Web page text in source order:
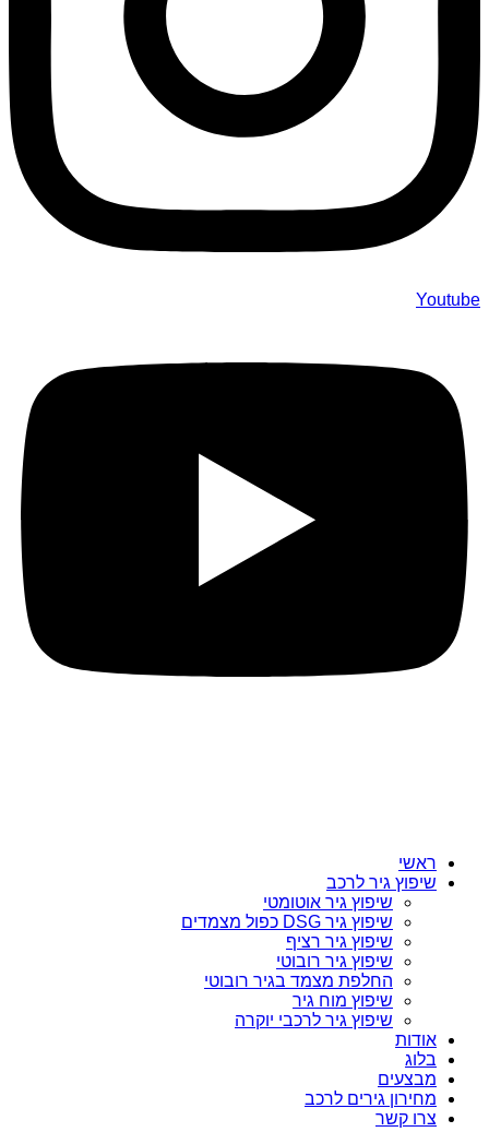
Youtube
ראשי
שיפוץ גיר לרכב
שיפוץ גיר אוטומטי
שיפוץ גיר DSG כפול מצמדים
שיפוץ גיר רציף
שיפוץ גיר רובוטי
החלפת מצמד בגיר רובוטי
שיפוץ מוח גיר
שיפוץ גיר לרכבי יוקרה
אודות
בלוג
מבצעים
מחירון גירים לרכב
צרו קשר